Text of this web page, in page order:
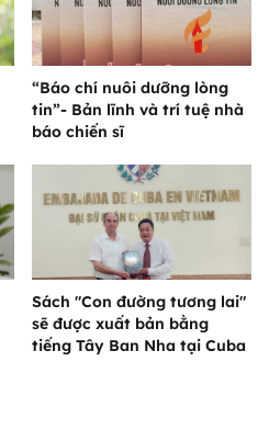
“Báo chí nuôi dưỡng lòng
tin”- Bản lĩnh và trí tuệ nhà
báo chiến sĩ
Sách "Con đường tương lai"
sẽ được xuất bản bằng
tiếng Tây Ban Nha tại Cuba